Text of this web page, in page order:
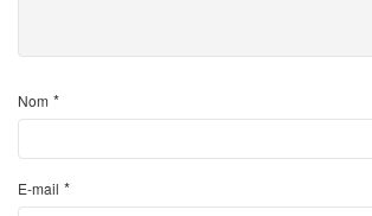
Nom *
E-mail *